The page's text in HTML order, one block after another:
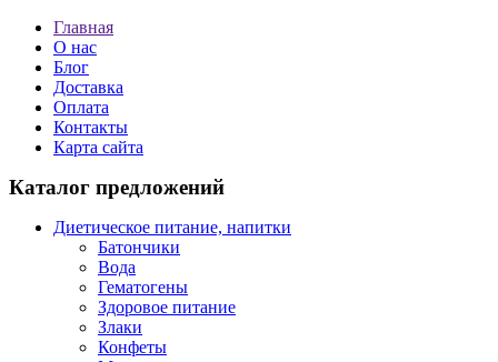
Главная
О нас
Блог
Доставка
Оплата
Контакты
Карта сайта
Каталог предложений
Диетическое питание, напитки
Батончики
Вода
Гематогены
Здоровое питание
Злаки
Конфеты